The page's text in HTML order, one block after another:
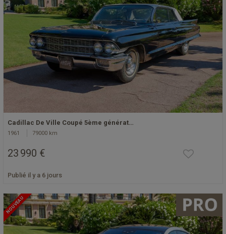
Cadillac De Ville Coupé 5ème générat…
1961 79000 km
23 990 €
Publié il y a 6 jours
NOUVEAU